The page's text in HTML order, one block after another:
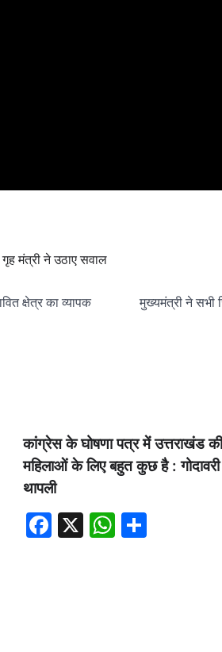
मंत्री ने उठाए सवाल
क्षेत्र का व्यापक
मुख्यमंत्री ने सभी
कांग्रेस के घोषणा पत्र में उत्तराखंड की
महिलाओं के लिए बहुत कुछ है : गोदावरी
थापली
Facebook
X WhatsApp